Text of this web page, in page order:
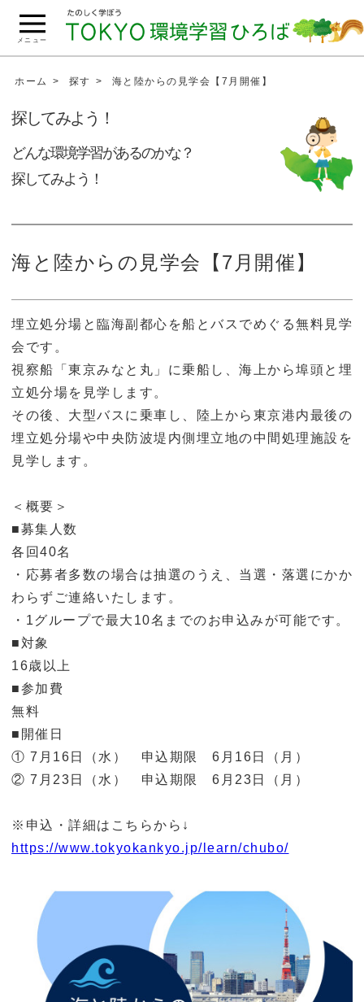
ペ
の
へ
メニュー
ホーム 探す 海と陸からの見学会【7月開催】
探してみよう！
どんな環境学習があるのかな？
探してみよう！
海と陸からの見学会【7月開催】
埋立処分場と臨海副都心を船とバスでめぐる無料見学
会です。
視察船「東京みなと丸」に乗船し、海上から埠頭と埋
立処分場を見学します。
その後、大型バスに乗車し、陸上から東京港内最後の
埋立処分場や中央防波堤内側埋立地の中間処理施設を
見学します。
＜概要＞
■募集人数
各回40名
・応募者多数の場合は抽選のうえ、当選・落選にかか
わらずご連絡いたします。
・1グループで最大10名までのお申込みが可能です。
■対象
16歳以上
■参加費
無料
■開催日
① 7月16日（水） 申込期限 6月16日（月）
② 7月23日（水） 申込期限 6月23日（月）
※申込・詳細はこちらから↓
https://www.tokyokankyo.jp/learn/chubo/